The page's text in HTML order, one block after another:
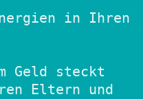
in Ihren
Geld steckt
Eltern und